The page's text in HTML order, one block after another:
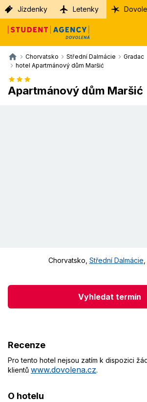
Jízdenky Letenky
Chorvatsko Střední Dalmácie
Gradac
hotel Apartmánový dům Maršić
Apartmánový dům Maršić
Chorvatsko Střední Dalmácie
Vyhledat termín
Recenze
Pro tento hotel nejsou zatím k dispozici
klientů www.dovolena.cz.
O hotelu